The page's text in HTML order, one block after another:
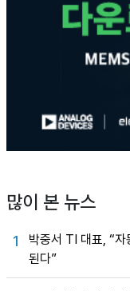
많이 본 뉴스
1
박중서 TI 대표, “자
된다”